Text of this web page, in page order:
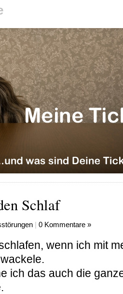
Schlaf
| 0 Kommentare »
wenn ich mit
ich das auch die